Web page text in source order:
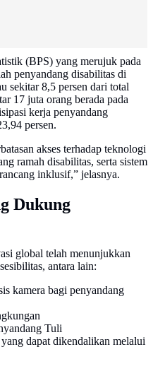
(BPS) yang merujuk pada
penyandang disabilitas di
sekitar 8,5 persen dari total
17 juta orang berada pada
kerja penyandang
persen.
akses terhadap teknologi
ramah disabilitas, serta sistem
inklusif,” jelasnya.
Dukung
global telah menunjukkan
antara lain:
kamera bagi penyandang
Tuli
dapat dikendalikan melalui